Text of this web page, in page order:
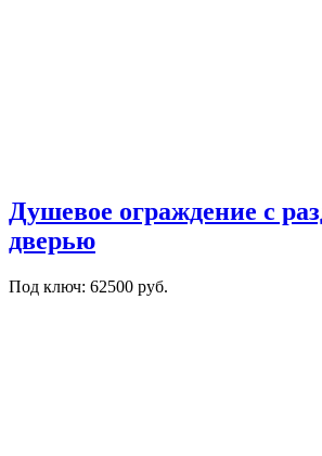
Душевое ограждение с
дверью
Под ключ: 62500 руб.